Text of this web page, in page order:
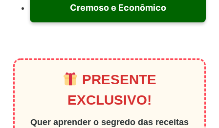
Cremoso e Econômico
PRESENTE
EXCLUSIVO!
Quer aprender o segredo das receitas